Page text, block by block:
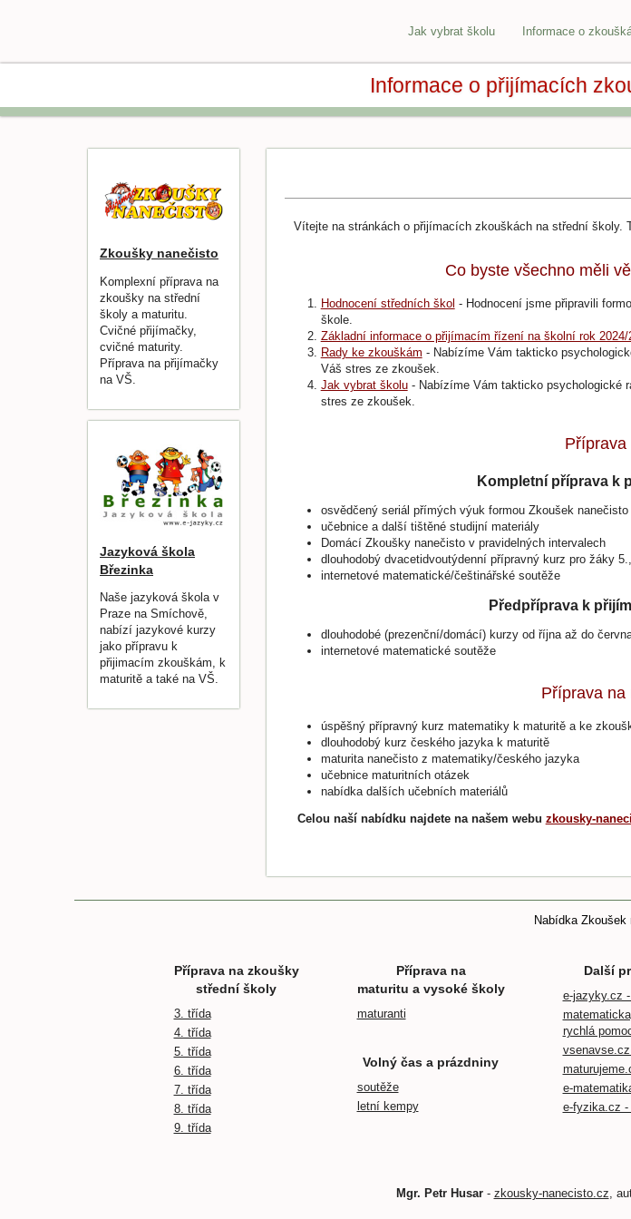
Jak vybrat školu Informace o
Informace o přijímacích
Zkoušky nanečisto
Komplexní příprava na
zkoušky na střední
školy a maturitu.
Cvičné přijímačky,
cvičné maturity.
Příprava na přijímačky
na VŠ.
Jazyková škola
Březinka
Naše jazyková škola v
Praze na Smíchově,
nabízí jazykové kurzy
jako přípravu k
přijimacím zkouškám, k
maturitě a také na VŠ.
Vítejte na stránkách o přijímacích zkouškách na střední školy.
Co byste všechno měli
Hodnocení středních škol - Hodnocení jsme připravili
škole.
Základní informace o přijímacím řízení na školní rok 2024/
Rady ke zkouškám - Nabízíme Vám takticko
Váš stres ze zkoušek.
Jak vybrat školu- Nabízíme Vám takticko psychologické
stres ze zkoušek.
Příprava
Kompletní příprava k
osvědčený seriál přímých výuk formou Zkoušek nanečisto
učebnice a další tištěné studijní materiály
Domácí Zkoušky nanečisto v pravidelných intervalech
dlouhodobý dvacetidvoutýdenní přípravný kurz pro žáky
internetové matematické/češtinářské soutěže
Předpříprava k
dlouhodobé (prezenční/domácí) kurzy od října až do
internetové matematické soutěže
Příprava na
úspěšný přípravný kurz matematiky k maturitě a ke
dlouhodobý kurz českého jazyka k maturitě
maturita nanečisto z matematiky/českého jazyka
učebnice maturitních otázek
nabídka dalších učebních materiálů
Celou naší nabídku najdete na našem webu zkousky-
Nabídka Zkoušek
Příprava na zkoušky
střední školy
3. třída
4. třída
5. třída
6. třída
7. třída
8. třída
9. třída
Příprava na
maturitu a vysoké školy
maturanti
Volný čas a prázdniny
soutěže
letní kempy
Další
e-jazyky.cz
rychlá
e-
e-fyzika.cz
Mgr. Petr Husar- zkousky-nanecisto.cz,